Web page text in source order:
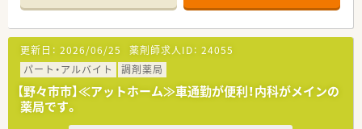
更新日： 2026/06/25 薬剤師求人ID： 24055
パート・アルバイト
調剤薬局
【野々市市】≪アットホーム≫車通勤が便利！内科がメインの
薬局です。